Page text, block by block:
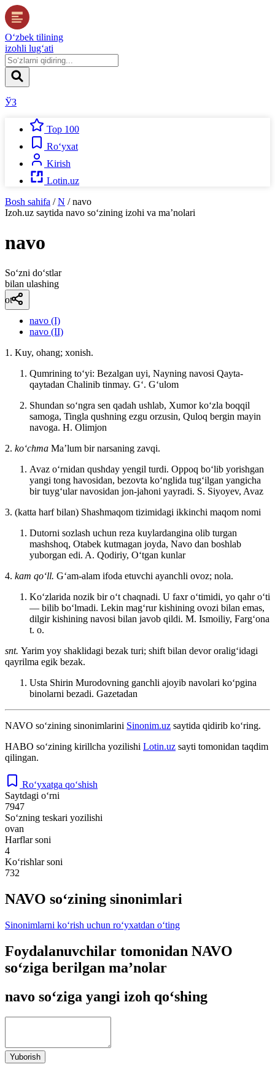
O‘zbek tilining
izohli lug‘ati
ЎЗ
Top 100
Ro‘yxat
Kirish
Lotin.uz
Bosh sahifa / N / navo
Izoh.uz saytida navo so‘zining izohi va ma’nolari
navo
So‘zni do‘stlar
bilan ulashing
ot
navo (I)
navo (II)
1. Kuy, ohang; xonish.
Qumrining toʻyi: Bezalgan uyi, Nayning navosi Qayta-
qaytadan Chalinib tinmay. Gʻ. Gʻulom
Shundan soʻngra sen qadah ushlab, Xumor koʻzla boqqil
samoga, Tingla qushning ezgu orzusin, Quloq bergin mayin
navoga. H. Olimjon
2. koʻchma Maʼlum bir narsaning zavqi.
Avaz oʻrnidan qushday yengil turdi. Oppoq boʻlib yorishgan
yangi tong havosidan, bezovta koʻnglida tugʻilgan yangicha
bir tuygʻular navosidan jon-jahoni yayradi. S. Siyoyev, Avaz
3. (katta harf bilan) Shashmaqom tizimidagi ikkinchi maqom nomi
Dutorni sozlash uchun reza kuylardangina olib turgan
mashshoq, Otabek kutmagan joyda, Navo dan boshlab
yuborgan edi. A. Qodiriy, Oʻtgan kunlar
4. kam qoʻll. Gʻam-alam ifoda etuvchi ayanchli ovoz; nola.
Koʻzlarida nozik bir oʻt chaqnadi. U faxr oʻtimidi, yo qahr oʻti
— bilib boʻlmadi. Lekin magʻrur kishining ovozi bilan emas,
dilgir kishining navosi bilan javob qildi. M. Ismoiliy, Fargʻona
t. o.
snt. Yarim yoy shaklidagi bezak turi; shift bilan devor oraligʻidagi
qayrilma egik bezak.
Usta Shirin Murodovning ganchli ajoyib navolari koʻpgina
binolarni bezadi. Gazetadan
NAVO so‘zining sinonimlarini Sinonim.uz saytida qidirib ko‘ring.
НАВО so‘zining kirillcha yozilishi Lotin.uz sayti tomonidan taqdim
qilingan.
Ro‘yxatga qo‘shish
Saytdagi o‘rni
7947
So‘zning teskari yozilishi
ovan
Harflar soni
4
Ko‘rishlar soni
732
NAVO so‘zining sinonimlari
Sinonimlarni ko‘rish uchun ro‘yxatdan o‘ting
Foydalanuvchilar tomonidan NAVO
so‘ziga berilgan ma’nolar
navo so‘ziga yangi izoh qo‘shing
Yuborish